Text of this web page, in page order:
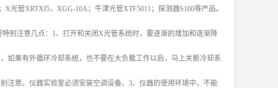
光管XRTXI5，XGG-10A；牛津光管XTF5011；探测器S100等产品。
别注意几点：1、打开和关闭X光管系统时，要逐渐的增加和逐渐降
如果有外循环冷却系统，也不要在大负载工作以后，马上关断冷却系
注意。仪器实验室必须安装空调设备。3、仪器的使用环境中，不能